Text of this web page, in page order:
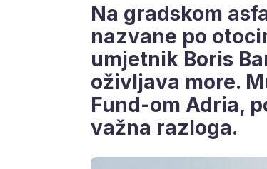
Na gradskom
nazvane po
umjetnik Boris
oživljava more.
Fund-om Adria,
važna razloga.